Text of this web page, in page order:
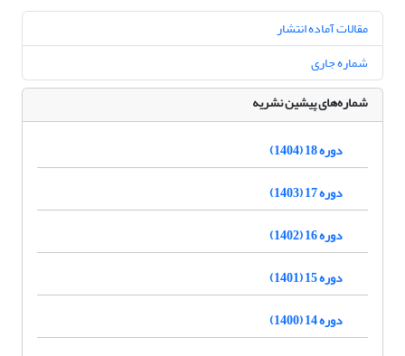
مقالات آماده انتشار
شماره جاری
شماره‌های پیشین نشریه
دوره 18 (1404)
دوره 17 (1403)
دوره 16 (1402)
دوره 15 (1401)
دوره 14 (1400)